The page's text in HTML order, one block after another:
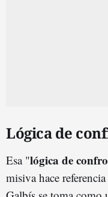
Lógica de
Esa "lógica de
misiva hace